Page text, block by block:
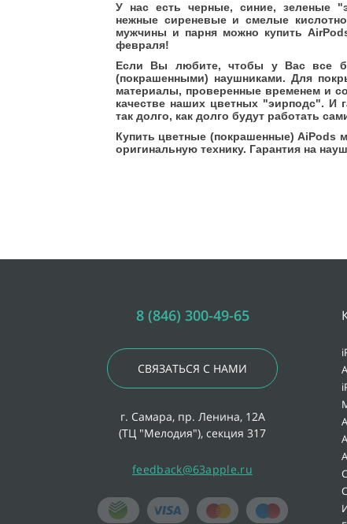
У нас есть черные, синие, зеленые
нежные сиреневые и смелые
мужчины и парня можно купить
февраля!
Если Вы любите, чтобы у Вас все
(покрашенными) наушниками. Для
материалы, проверенные временем и
качестве наших цветных "эирподс". И
так долго, как долго будут работать
Купить цветные (покрашенные) AiPods
оригинальную технику. Гарантия на
8 (846) 300-49-65
СВЯЗАТЬСЯ С НАМИ
г. Самара, пр. Ленина, 12А
(ТЦ "Мелодия"), секция 317
feedback@63apple.ru